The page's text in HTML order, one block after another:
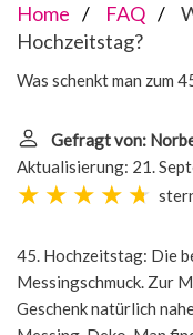
Home FAQ
Hochzeitstag?
Was schenkt man zum
Gefragt von:
Aktualisierung: 21.
45. Hochzeitstag: Die
Messingschmuck. Zur
Geschenk natürlich